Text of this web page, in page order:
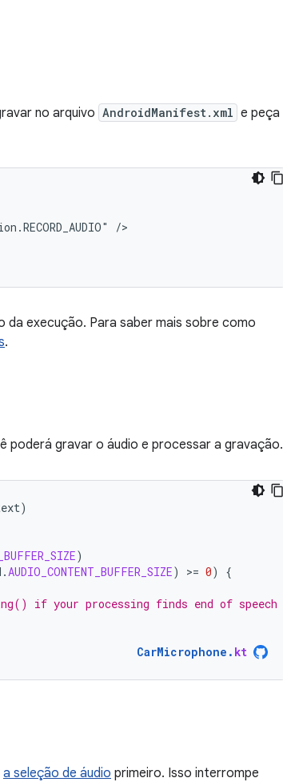
no arquivo AndroidManifest.xml e peça
execução. Para saber mais sobre como
.
poderá gravar o áudio e processar a gravação.
)
)
.AUDIO_CONTENT_BUFFER_SIZE) >= 0)
{
if your processing finds end of speech
CarMicrophone . kt
a seleção de áudio primeiro. Isso interrompe